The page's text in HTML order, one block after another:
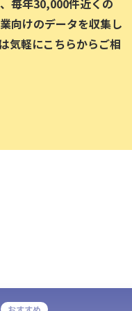
向けのデータを収集し
気軽にこちらからご相